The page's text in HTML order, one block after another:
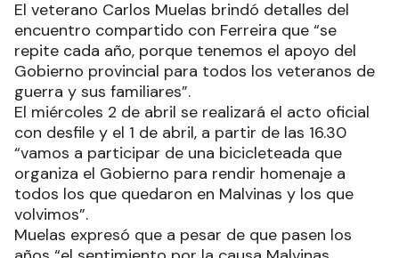
El veterano Carlos Muelas brindó detalles del
encuentro compartido con Ferreira que “se
repite cada año, porque tenemos el apoyo del
Gobierno provincial para todos los veteranos de
guerra y sus familiares”.
El miércoles 2 de abril se realizará el acto oficial
con desfile y el 1 de abril, a partir de las 16.30
“vamos a participar de una bicicleteada que
organiza el Gobierno para rendir homenaje a
todos los que quedaron en Malvinas y los que
volvimos”.
Muelas expresó que a pesar de que pasen los